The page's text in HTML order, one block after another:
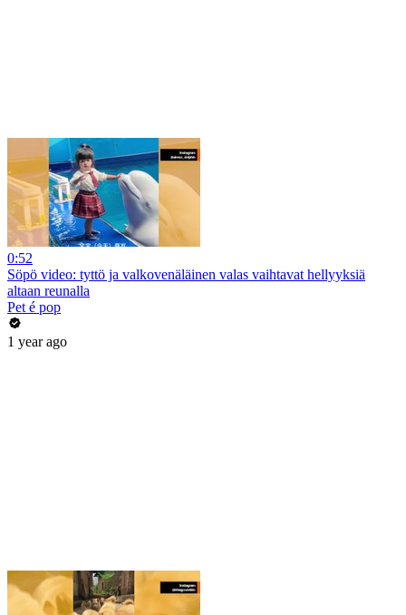
0:52
Söpö video: tyttö ja valkovenäläinen valas vaihtavat hellyyksiä
altaan reunalla
Pet é pop
1 year ago